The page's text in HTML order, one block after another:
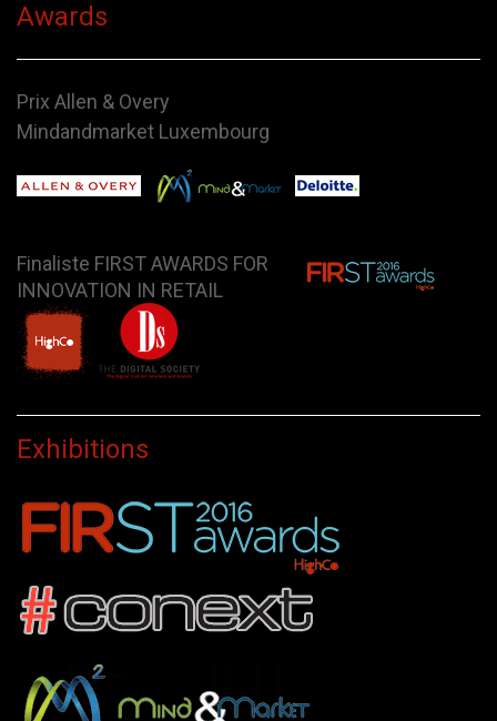
Awards
Prix Allen & Overy
Mindandmarket Luxembourg
Finaliste FIRST AWARDS FOR
INNOVATION IN RETAIL
Exhibitions